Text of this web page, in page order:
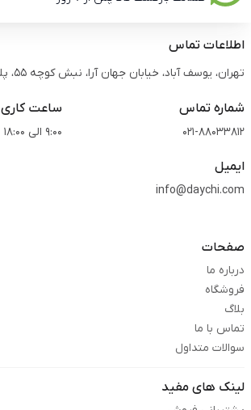
اطلاعات تماس
تهران، یوسف آباد، خیابان جهان آرا، نبش کوچه 55، پلاک 162
شماره تماس
021-88033812
ساعت کاری
9:00 الی 18:00
ایمیل
info@daychi.com
صفحات
درباره ما
فروشگاه
بلاگ
تماس با ما
سوالات متداول
لینک های مفید